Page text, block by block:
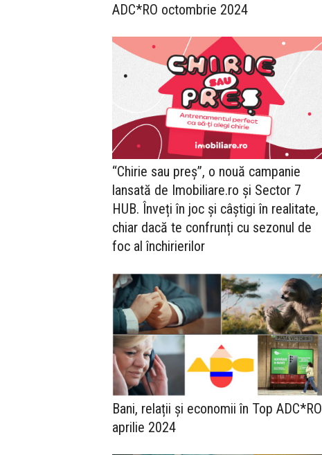
ADC*RO octombrie 2024
“Chirie sau preș”, o nouă campanie
lansată de Imobiliare.ro și Sector 7
HUB. Înveți în joc și câștigi în realitate,
chiar dacă te confrunți cu sezonul de
foc al închirierilor
Bani, relații și economii în Top ADC*RO
aprilie 2024